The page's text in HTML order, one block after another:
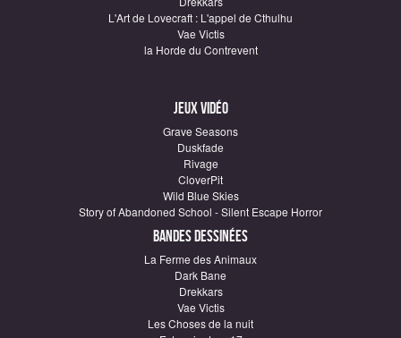
L'Art de Lovecraft : L'appel de Cthulhu
Vae Victis
la Horde du Contrevent
Jeux vidéo
Grave Seasons
Duskfade
Rivage
CloverPit
Wild Blue Skies
Story of Abandoned School - Silent Escape Horror
Bandes dessinées
La Ferme des Animaux
Dark Bane
Drekkars
Vae Victis
Les Choses de la nuit